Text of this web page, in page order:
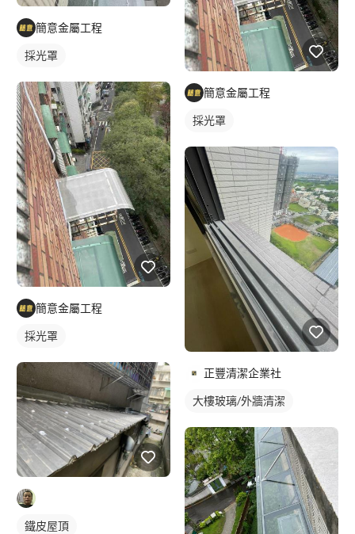
簡意金屬工程
採光罩
簡意金屬工程
採光罩
鐵皮屋頂
簡意金屬工程
採光罩
正豐清潔企業社
大樓玻璃/外牆清潔